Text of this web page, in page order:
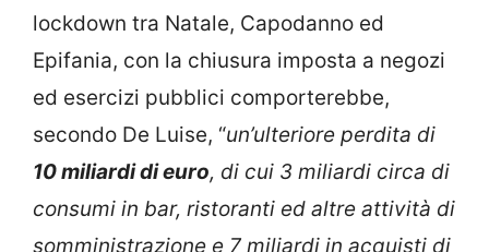
lockdown tra Natale, Capodanno ed
Epifania, con la chiusura imposta a negozi
ed esercizi pubblici comporterebbe,
secondo De Luise, “un’ulteriore perdita di
10 miliardi di euro, di cui 3 miliardi circa di
consumi in bar, ristoranti ed altre attività di
somministrazione e 7 miliardi in acquisti di